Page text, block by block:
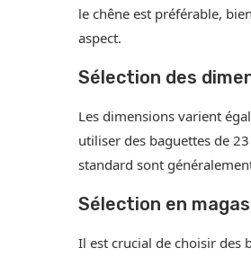
le chêne est préférable,
aspect.
Sélection des
Les dimensions varient
utiliser des baguettes de
standard sont
Sélection en
Il est crucial de choisir des